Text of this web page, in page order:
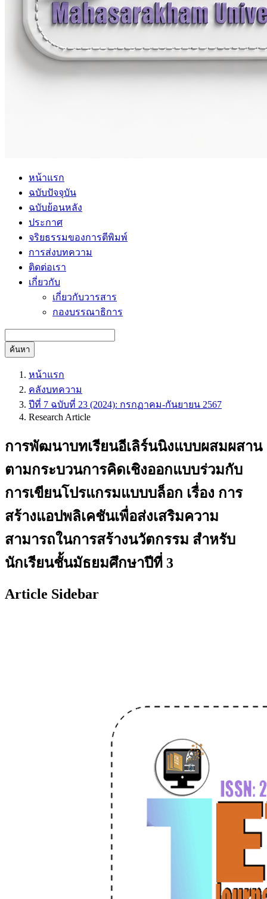
หน้าแรก
ฉบับปัจจุบัน
ฉบับย้อนหลัง
ประกาศ
จริยธรรมของการตีพิมพ์
การส่งบทความ
ติดต่อเรา
เกี่ยวกับ
เกี่ยวกับวารสาร
กองบรรณาธิการ
ค้นหา
หน้าแรก
คลังบทความ
ปีที่ 7 ฉบับที่ 23 (2024): กรกฏาคม-กันยายน 2567
Research Article
การพัฒนาบทเรียนอีเลิร์นนิงแบบผสมผสาน
ตามกระบวนการคิดเชิงออกแบบร่วมกับ
การเขียนโปรแกรมแบบบล็อก เรื่อง การ
สร้างแอปพลิเคชันเพื่อส่งเสริมความ
สามารถในการสร้างนวัตกรรม สำหรับ
นักเรียนชั้นมัธยมศึกษาปีที่ 3
Article Sidebar